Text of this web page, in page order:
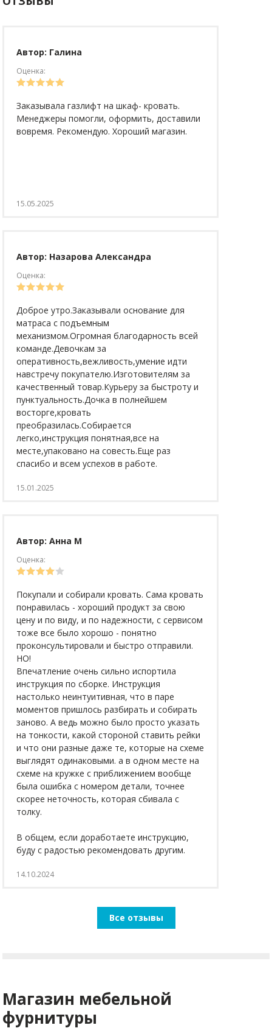
Автор: Галина
Оценка:
Заказывала газлифт на шкаф- кровать.
Менеджеры помогли, оформить, доставили
вовремя. Рекомендую. Хороший магазин.
15.05.2025
Автор: Назарова Александра
Оценка:
Доброе утро.Заказывали основание для
матраса с подъемным
механизмом.Огромная благодарность всей
команде.Девочкам за
оперативность,вежливость,умение идти
навстречу покупателю.Изготовителям за
качественный товар.Курьеру за быстроту и
пунктуальность.Дочка в полнейшем
восторге,кровать
преобразилась.Собирается
легко,инструкция понятная,все на
месте,упаковано на совесть.Еще раз
спасибо и всем успехов в работе.
15.01.2025
Автор: Анна М
Оценка:
Покупали и собирали кровать. Сама кровать
понравилась - хороший продукт за свою
цену и по виду, и по надежности, с сервисом
тоже все было хорошо - понятно
проконсультировали и быстро отправили.
НО!
Впечатление очень сильно испортила
инструкция по сборке. Инструкция
настолько неинтуитивная, что в паре
моментов пришлось разбирать и собирать
заново. А ведь можно было просто указать
на тонкости, какой стороной ставить рейки
и что они разные даже те, которые на схеме
выглядят одинаковыми. а в одном месте на
схеме на кружке с приближением вообще
была ошибка с номером детали, точнее
скорее неточность, которая сбивала с
толку.
В общем, если доработаете инструкцию,
буду с радостью рекомендовать другим.
14.10.2024
Все отзывы
Магазин мебельной
фурнитуры